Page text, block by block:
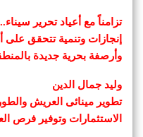
تزامناً مع أعياد تحرير سيناء..
إنجازات وتنمية تتحقق
وأرصفة بحرية جديدة
وليد جمال الدين
تطوير مينائى العريش
الاستثمارات وتوفير فرص